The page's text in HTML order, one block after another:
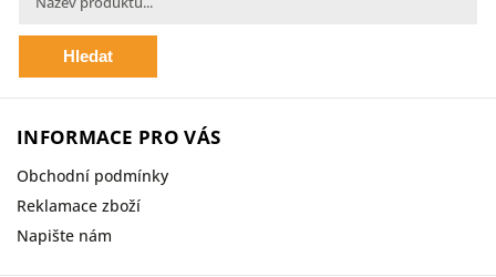
Hledat
INFORMACE PRO VÁS
Obchodní podmínky
Reklamace zboží
Napište nám